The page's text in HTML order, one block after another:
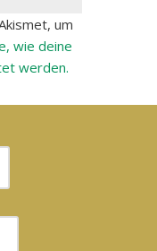
um
wie deine
werden.